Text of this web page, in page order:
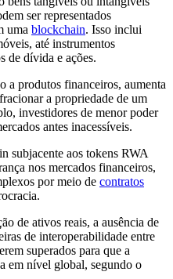
ser representados
uma blockchain. Isso inclui
até instrumentos
de dívida e ações.
a produtos financeiros, aumenta
a propriedade de um
investidores de menor poder
antes inacessíveis.
subjacente aos tokens RWA
nos mercados financeiros,
por meio de contratos
de ativos reais, a ausência de
de interoperabilidade entre
superados para que a
em nível global, segundo o